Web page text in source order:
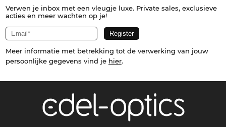
Verwen je inbox met een vleugje luxe. Private sales, exclusieve
acties en meer wachten op je!
Meer informatie met betrekking tot de verwerking van jouw
persoonlijke gegevens vind je hier.